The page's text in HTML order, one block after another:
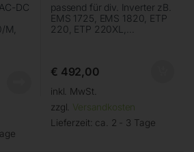
DC
M,
passend für div. Inverter zB.
EMS 1725, EMS 1820, ETP
220, ETP 220XL,…
€ 492,00
inkl. MwSt.
zzgl. Versandkosten
Lieferzeit: ca. 2 - 3 Tage